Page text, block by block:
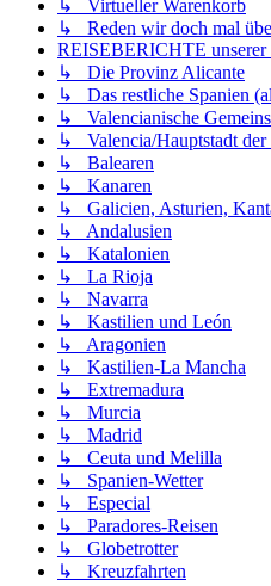
↳ Virtueller Warenkorb
↳ Reden wir doch mal
REISEBERICHTE
↳ Die Provinz Alicante
↳ Das restliche Spanien
↳ Valencianische
↳ Valencia/Hauptstadt der
↳ Balearen
↳ Kanaren
↳ Galicien, Asturien,
↳ Andalusien
↳ Katalonien
↳ La Rioja
↳ Navarra
↳ Kastilien und León
↳ Aragonien
↳ Kastilien-La Mancha
↳ Extremadura
↳ Murcia
↳ Madrid
↳ Ceuta und Melilla
↳ Spanien-Wetter
↳ Especial
↳ Paradores-Reisen
↳ Globetrotter
↳ Kreuzfahrten